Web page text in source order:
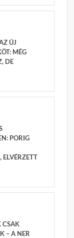
ÚJ
MÉG
DE
PORIG
CSAK
– A NER